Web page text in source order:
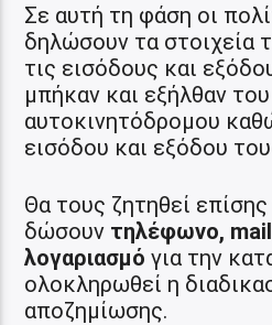
Σε αυτή τη φάση οι
δηλώσουν τα στοιχεία
τις εισόδους και
μπήκαν και εξήλθαν του
αυτοκινητόδρομου
εισόδου και εξόδου
Θα τους ζητηθεί επίσης
δώσουν τηλέφωνο, mail
λογαριασμό για την
ολοκληρωθεί η
αποζημίωσης.